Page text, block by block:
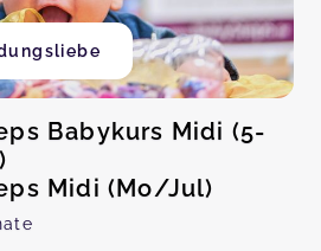
Babykurs Midi (5-
Midi (Mo/Jul)